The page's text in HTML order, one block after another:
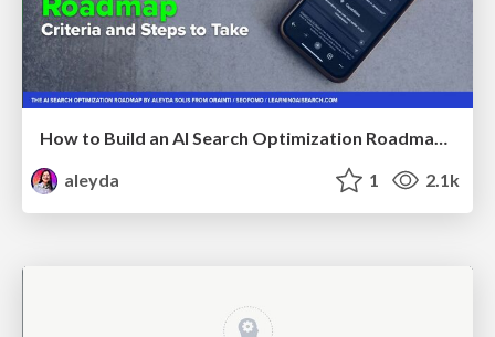
How to Build an AI Search Optimization Roadmap - Criteria and Steps to Take #SEOIRL
aleyda
1 2.1k